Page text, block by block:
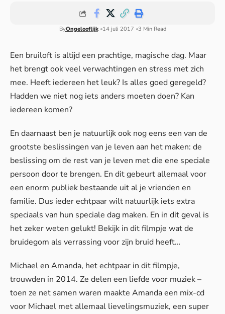
ByOngelooflijk 14 juli 2017 3 Min Read
Een bruiloft is altijd een prachtige, magische dag. Maar
het brengt ook veel verwachtingen en stress met zich
mee. Heeft iedereen het leuk? Is alles goed geregeld?
Hadden we niet nog iets anders moeten doen? Kan
iedereen komen?
En daarnaast ben je natuurlijk ook nog eens een van de
grootste beslissingen van je leven aan het maken: de
beslissing om de rest van je leven met die ene speciale
persoon door te brengen. En dit gebeurt allemaal voor
een enorm publiek bestaande uit al je vrienden en
familie. Dus ieder echtpaar wilt natuurlijk iets extra
speciaals van hun speciale dag maken. En in dit geval is
het zeker weten gelukt! Bekijk in dit filmpje wat de
bruidegom als verrassing voor zijn bruid heeft…
Michael en Amanda, het echtpaar in dit filmpje,
trouwden in 2014. Ze delen een liefde voor muziek –
toen ze net samen waren maakte Amanda een mix-cd
voor Michael met allemaal lievelingsmuziek, een super